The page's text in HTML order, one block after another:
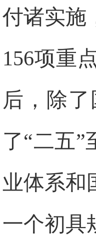
付诸实施
156项重
后，除
了“二五”
业体系和
一个初具